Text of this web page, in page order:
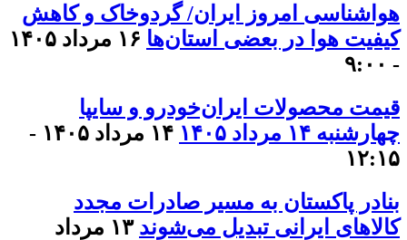
هواشناسی امروز ایران/ گردوخاک و کاهش
کیفیت هوا در بعضی استان‌ها
۱۶ مرداد ۱۴۰۵
- ۹:۰۰
قیمت محصولات ایران‌خودرو و سایپا
چهارشنبه ۱۴ مرداد ۱۴۰۵
۱۴ مرداد ۱۴۰۵ -
۱۲:۱۵
بنادر پاکستان به مسیر صادرات مجدد
کالاهای ایرانی تبدیل می‌شوند
۱۳ مرداد